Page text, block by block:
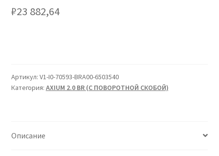
₽23 882,64
Артикул: V1-I0-70593-BRA00-6503540
Категория: AXIUM 2.0 BR (С ПОВОРОТНОЙ СКОБОЙ)
Описание